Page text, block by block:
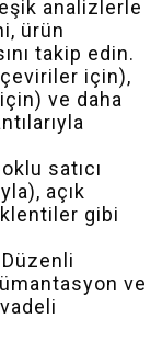
analizlerle
ürün
takip edin.
için),
ve daha
satıcı
açık
gibi
ve